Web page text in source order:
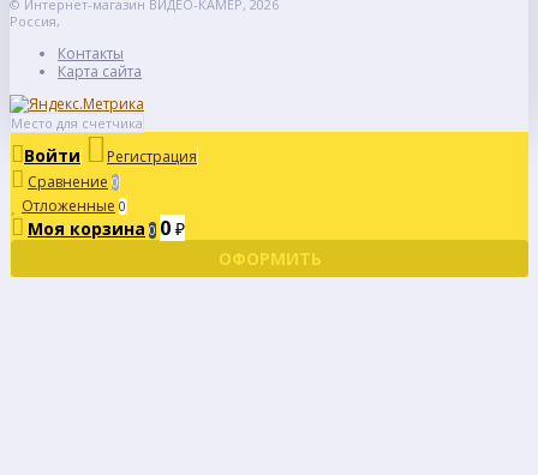
© Интернет-магазин ВИДЕО-КАМЕР, 2026
Россия,
Контакты
Карта сайта
Место для счетчика
Войти
Регистрация
Сравнение 0
Отложенные 0
Моя корзина 0 0 ₽
ОФОРМИТЬ